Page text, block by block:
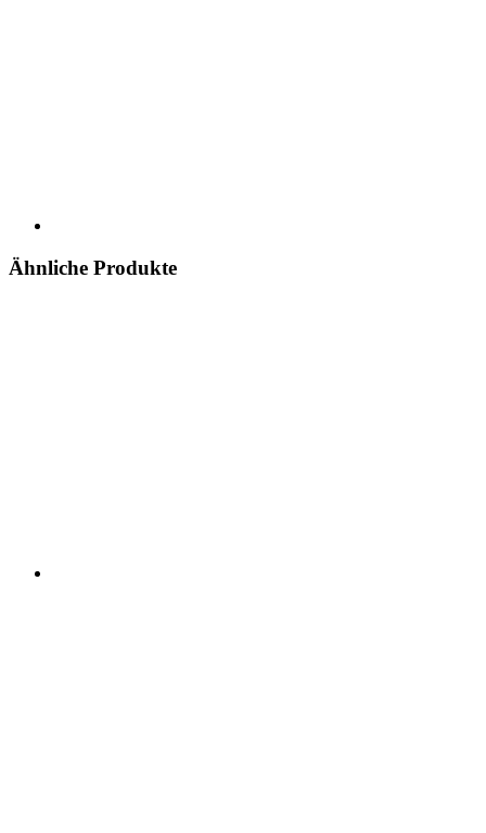
Ähnliche Produkte